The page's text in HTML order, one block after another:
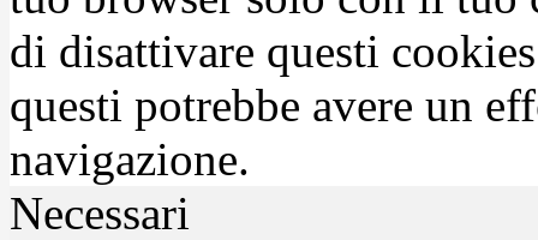
di disattivare questi
questi potrebbe avere un
navigazione.
Necessari